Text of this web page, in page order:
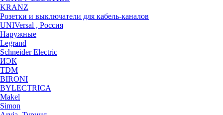
KRANZ
Розетки и выключатели для кабель-каналов
UNIVersal , Россия
Наружные
Legrand
Schneider Electric
ИЭК
TDM
BIRONI
BYLECTRICA
Makel
Simon